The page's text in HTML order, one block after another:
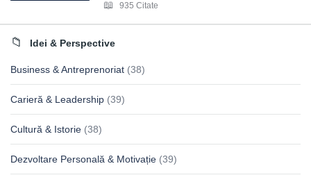
935 Citate
Idei & Perspective
Business & Antreprenoriat (38)
Carieră & Leadership (39)
Cultură & Istorie (38)
Dezvoltare Personală & Motivație (39)